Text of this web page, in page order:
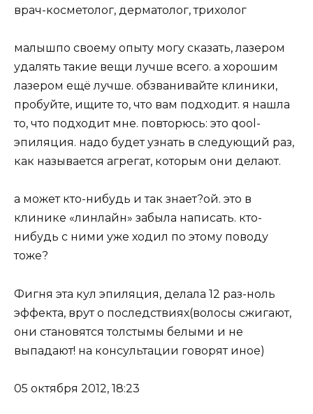
врач-косметолог, дерматолог, трихолог
малышпо своему опыту могу сказать, лазером
удалять такие вещи лучше всего. а хорошим
лазером ещё лучше. обзванивайте клиники,
пробуйте, ищите то, что вам подходит. я нашла
то, что подходит мне. повторюсь: это qool-
эпиляция. надо будет узнать в следующий раз,
как называется агрегат, которым они делают.
а может кто-нибудь и так знает?ой. это в
клинике «линлайн» забыла написать. кто-
нибудь с ними уже ходил по этому поводу
тоже?
Фигня эта кул эпиляция, делала 12 раз-ноль
эффекта, врут о последствиях(волосы сжигают,
они становятся толстымы белыми и не
выпадают! на консультации говорят иное)
05 октября 2012, 18:23